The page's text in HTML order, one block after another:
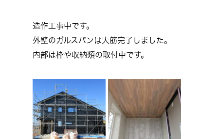
造作工事中です。
外壁のガルスパンは大筋完了しました。
内部は枠や収納類の取付中です。